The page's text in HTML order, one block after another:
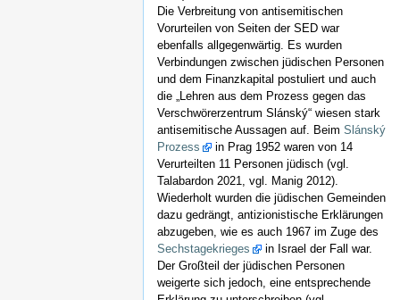
Die Verbreitung von antisemitischen
Vorurteilen von Seiten der SED war
ebenfalls allgegenwärtig. Es wurden
Verbindungen zwischen jüdischen Personen
und dem Finanzkapital postuliert und auch
die „Lehren aus dem Prozess gegen das
Verschwörerzentrum Slánský“ wiesen stark
antisemitische Aussagen auf. Beim Slánský
Prozess
in Prag 1952 waren von 14
Verurteilten 11 Personen jüdisch (vgl.
Talabardon 2021, vgl. Manig 2012).
Wiederholt wurden die jüdischen Gemeinden
dazu gedrängt, antizionistische Erklärungen
abzugeben, wie es auch 1967 im Zuge des
Sechstagekrieges
in Israel der Fall war.
Der Großteil der jüdischen Personen
weigerte sich jedoch, eine entsprechende